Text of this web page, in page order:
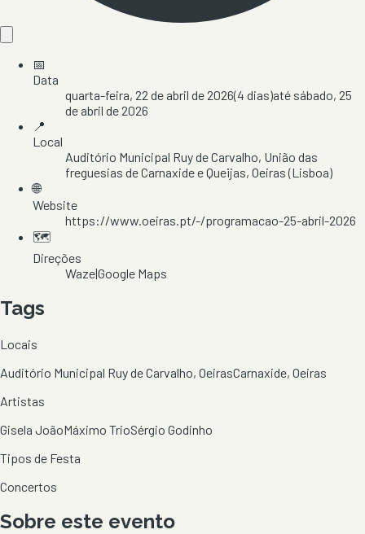
📅
Data
quarta-feira, 22 de abril de 2026(4 dias)até sábado, 25
de abril de 2026
📍
Local
Auditório Municipal Ruy de Carvalho, União das
freguesias de Carnaxide e Queijas, Oeiras(Lisboa)
🌐
Website
https://www.oeiras.pt/-/programacao-25-abril-2026
🗺️
Direções
Waze|Google Maps
Tags
Locais
Auditório Municipal Ruy de Carvalho, OeirasCarnaxide, Oeiras
Artistas
Gisela JoãoMáximo TrioSérgio Godinho
Tipos de Festa
Concertos
Sobre este evento